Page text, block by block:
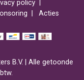
policy
Acties
B.V. | Alle getoonde